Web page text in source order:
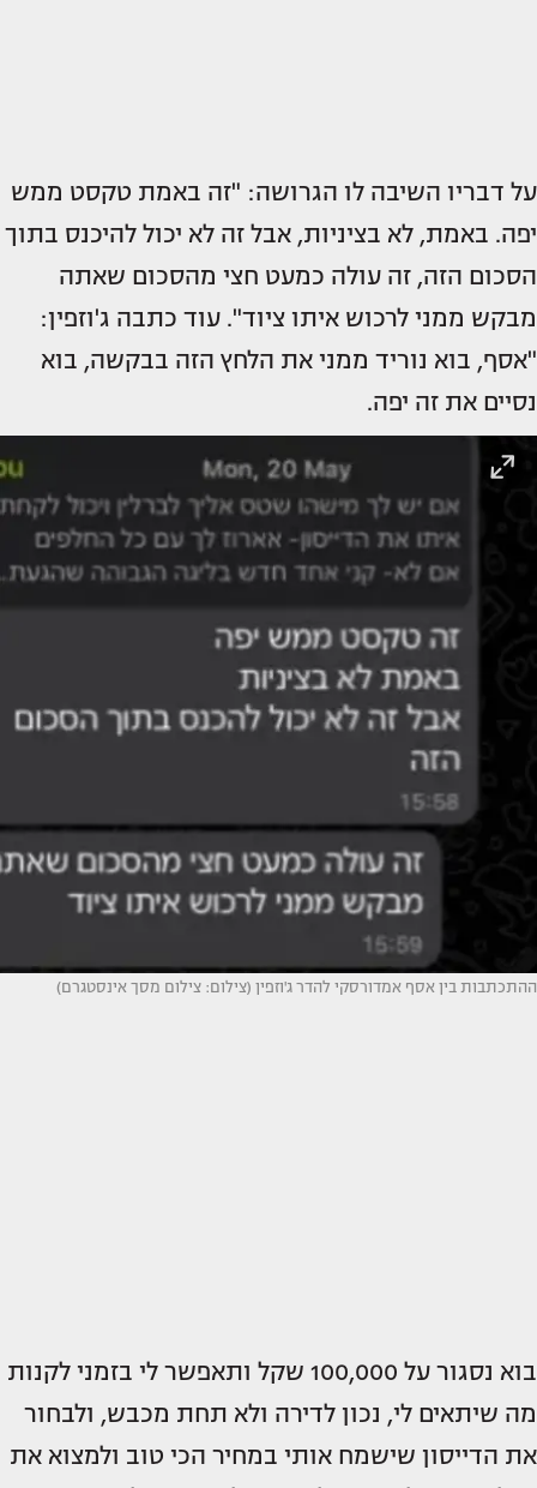
על דבריו השיבה לו הגרושה: "זה באמת טקסט ממש
יפה. באמת, לא בציניות, אבל זה לא יכול להיכנס בתוך
הסכום הזה, זה עולה כמעט חצי מהסכום שאתה
מבקש ממני לרכוש איתו ציוד". עוד כתבה ג'וזפין:
"אסף, בוא נוריד ממני את הלחץ הזה בבקשה, בוא
נסיים את זה יפה.
ההתכתבות בין אסף אמדורסקי להדר ג'וזפין (צילום: צילום מסך אינסטגרם)
בוא נסגור על 100,000 שקל ותאפשר לי בזמני לקנות
מה שיתאים לי, נכון לדירה ולא תחת מכבש, ולבחור
את הדייסון שישמח אותי במחיר הכי טוב ולמצוא את